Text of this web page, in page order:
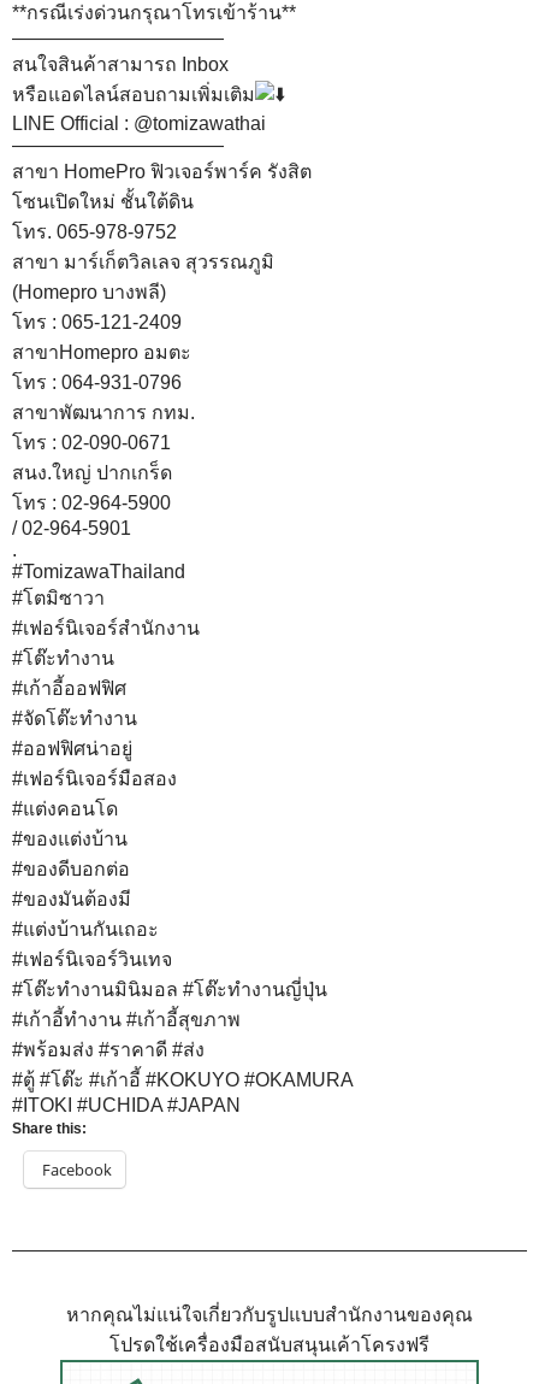
**กรณีเร่งด่วนกรุณาโทรเข้าร้าน**
———————————
สนใจสินค้าสามารถ Inbox
หรือแอดไลน์สอบถามเพิ่มเติม
LINE Official : @tomizawathai
———————————
สาขา HomePro ฟิวเจอร์พาร์ค รังสิต
โซนเปิดใหม่ ชั้นใต้ดิน
โทร. 065-978-9752
สาขา มาร์เก็ตวิลเลจ สุวรรณภูมิ
(Homepro บางพลี)
โทร : 065-121-2409
สาขาHomepro อมตะ
โทร : 064-931-0796
สาขาพัฒนาการ กทม.
โทร : 02-090-0671
สนง.ใหญ่ ปากเกร็ด
โทร : 02-964-5900
/ 02-964-5901
.
#TomizawaThailand
#โตมิซาวา
#เฟอร์นิเจอร์สำนักงาน
#โต๊ะทำงาน
#เก้าอี้ออฟฟิศ
#จัดโต๊ะทำงาน
#ออฟฟิศน่าอยู่
#เฟอร์นิเจอร์มือสอง
#แต่งคอนโด
#ของแต่งบ้าน
#ของดีบอกต่อ
#ของมันต้องมี
#แต่งบ้านกันเถอะ
#เฟอร์นิเจอร์วินเทจ
#โต๊ะทำงานมินิมอล #โต๊ะทำงานญี่ปุ่น
#เก้าอี้ทำงาน #เก้าอี้สุขภาพ
#พร้อมส่ง #ราคาดี #ส่ง
#ตู้ #โต๊ะ #เก้าอี้ #KOKUYO #OKAMURA
#ITOKI #UCHIDA #JAPAN
Share this:
Facebook
หากคุณไม่แน่ใจเกี่ยวกับรูปแบบสำนักงานของคุณ
โปรดใช้เครื่องมือสนับสนุนเค้าโครงฟรี